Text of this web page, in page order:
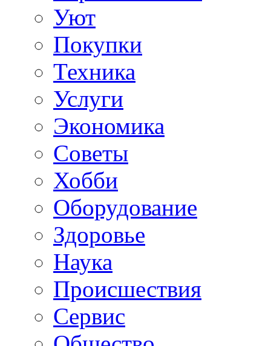
Уют
Покупки
Техника
Услуги
Экономика
Советы
Хобби
Oборудование
Здоровье
Наука
Происшествия
Сервис